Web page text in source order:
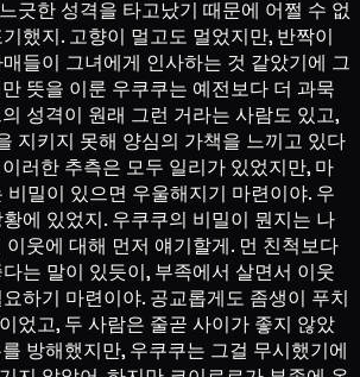
긋한 성격을 타고났기 때문에 어쩔 수 없
했지. 고향이 멀고도 멀었지만, 반짝이
들이 그녀에게 인사하는 것 같았기에 그
뜻을 이룬 우쿠쿠는 예전보다 더 과묵
성격이 원래 그런 거라는 사람도 있고,
지키지 못해 양심의 가책을 느끼고 있다
러한 추측은 모두 일리가 있었지만, 마
비밀이 있으면 우울해지기 마련이야. 우
에 있었지. 우쿠쿠의 비밀이 뭔지는 나
이웃에 대해 먼저 얘기할게. 먼 친척보다
는 말이 있듯이, 부족에서 살면서 이웃
하기 마련이야. 공교롭게도 좀생이 푸치
었고, 두 사람은 줄곧 사이가 좋지 않았
방해했지만, 우쿠쿠는 그걸 무시했기에